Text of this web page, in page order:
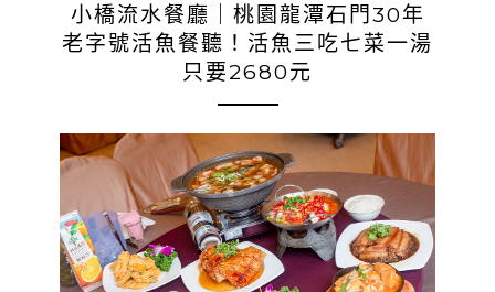
小橋流水餐廳｜桃園龍潭石門30年
老字號活魚餐聽！活魚三吃七菜一湯
只要2680元